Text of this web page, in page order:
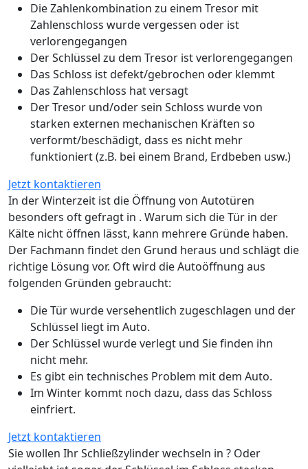
Die Zahlenkombination zu einem Tresor mit
Zahlenschloss wurde vergessen oder ist
verlorengegangen
Der Schlüssel zu dem Tresor ist verlorengegangen
Das Schloss ist defekt/gebrochen oder klemmt
Das Zahlenschloss hat versagt
Der Tresor und/oder sein Schloss wurde von
starken externen mechanischen Kräften so
verformt/beschädigt, dass es nicht mehr
funktioniert (z.B. bei einem Brand, Erdbeben usw.)
Jetzt kontaktieren
In der Winterzeit ist die Öffnung von Autotüren
besonders oft gefragt in . Warum sich die Tür in der
Kälte nicht öffnen lässt, kann mehrere Gründe haben.
Der Fachmann findet den Grund heraus und schlägt die
richtige Lösung vor. Oft wird die Autoöffnung aus
folgenden Gründen gebraucht:
Die Tür wurde versehentlich zugeschlagen und der
Schlüssel liegt im Auto.
Der Schlüssel wurde verlegt und Sie finden ihn
nicht mehr.
Es gibt ein technisches Problem mit dem Auto.
Im Winter kommt noch dazu, dass das Schloss
einfriert.
Jetzt kontaktieren
Sie wollen Ihr Schließzylinder wechseln in ? Oder